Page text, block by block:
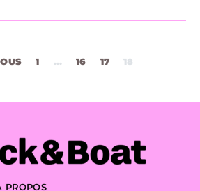
Navigation
1 … 16 17 18
PROPOS